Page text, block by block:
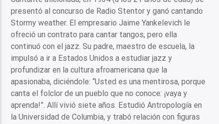
presentó al concurso de Radio Stentor y ganó cantando
Stormy weather. El empresario Jaime Yankelevich le
ofreció un contrato para cantar tangos, pero ella
continuó con el jazz. Su padre, maestro de escuela, la
impulsó a ir a Estados Unidos a estudiar jazz y
profundizar en la cultura afroamericana que la
apasionaba, diciéndole: “Usted es una mentirosa, porque
canta el folclor de un pueblo que no conoce: ¡vaya y
aprenda!”. Allí vivió siete años. Estudió Antropología en
la Universidad de Columbia, y trabó relación con figuras